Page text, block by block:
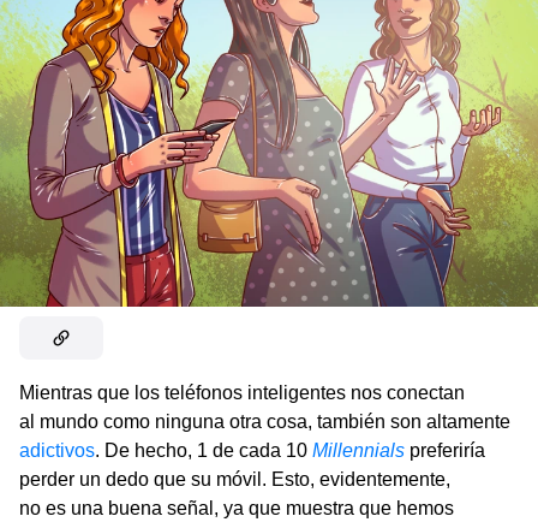
Mientras que los teléfonos inteligentes nos conectan
al mundo como ninguna otra cosa, también son altamente
adictivos. De hecho, 1 de cada 10 Millennials preferiría
perder un dedo que su móvil. Esto, evidentemente,
no es una buena señal, ya que muestra que hemos